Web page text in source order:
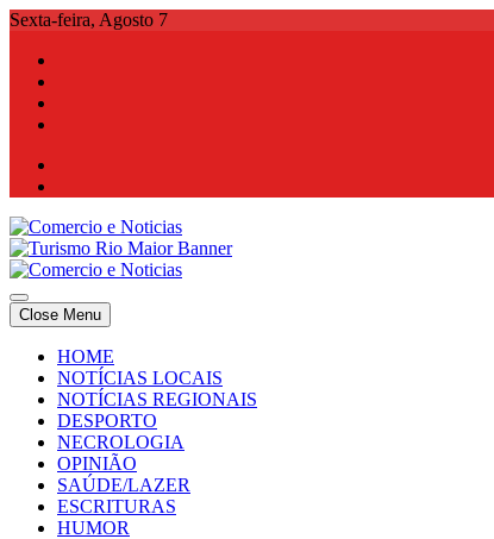
Skip
content
Sexta-feira, Agosto 7
Comercio e Noticias
Notícias e Publicidade Online
Comercio e Noticias
Notícias e Publicidade Online
Close Menu
HOME
NOTÍCIAS LOCAIS
NOTÍCIAS REGIONAIS
DESPORTO
NECROLOGIA
OPINIÃO
SAÚDE/LAZER
ESCRITURAS
HUMOR